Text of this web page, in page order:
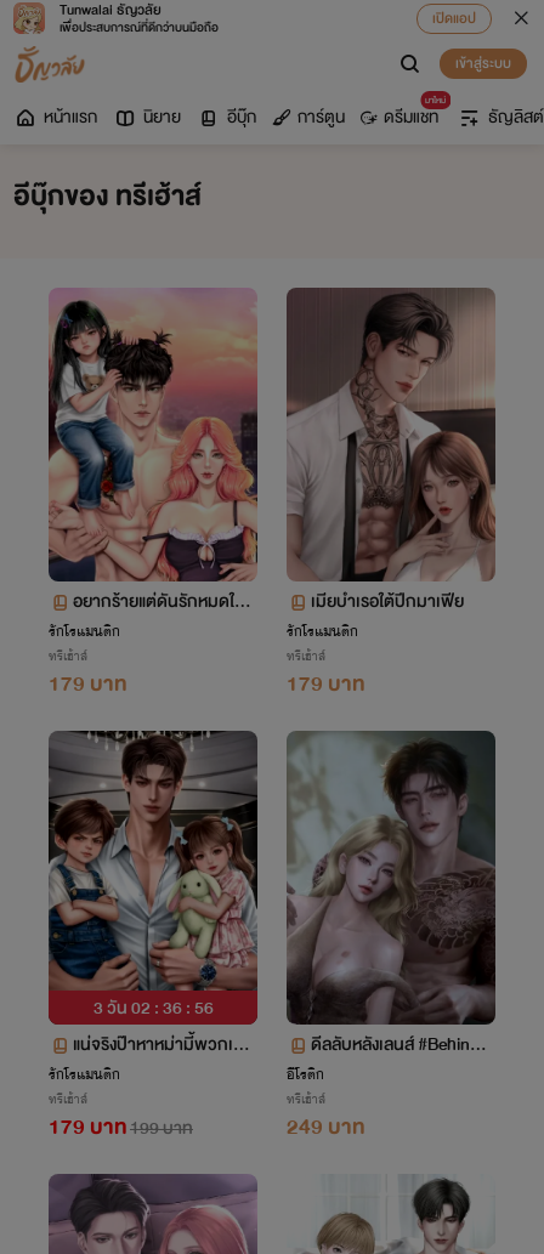
Tunwalai ธัญวลัย
เพื่อประสบการณ์ที่ดีกว่าบนมือถือ
เปิดแอป
เข้าสู่ระบบ
หน้าแรก นิยาย อีบุ๊ก การ์ตูน
มาใหม่
ดรีมแชท ธัญลิสต์
อีบุ๊กของ ทรีเฮ้าส์
อยากร้ายแต่ดันรักหมดใจ [เ
ซต ลูกรัก] (กลัฟ&ไอริส)
รักโรแมนติก
ทรีเฮ้าส์
179 บาท
เมียบำเรอใต้ปีกมาเฟีย
รักโรแมนติก
ทรีเฮ้าส์
179 บาท
3 วัน 02 : 36 : 56
แน่จริงป๊าหาหม่ามี้พวกเราใ
ห้เจอสิ
รักโรแมนติก
ทรีเฮ้าส์
179 บาท199 บาท
ดีลลับหลังเลนส์ #Behind t
he spotlight
อีโรติก
ทรีเฮ้าส์
249 บาท